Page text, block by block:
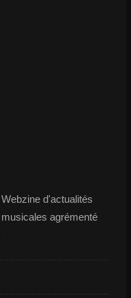
Webzine d'actualités
musicales agrémenté